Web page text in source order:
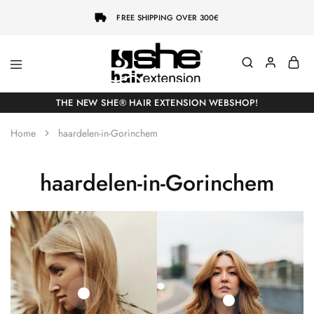
FREE SHIPPING OVER 300€
She-
Hairextensions
Socap
Premium
Hair
THE NEW SHE® HAIR EXTENSION WEBSHOP!
Home haardelen-in-Gorinchem
haardelen-in-Gorinchem